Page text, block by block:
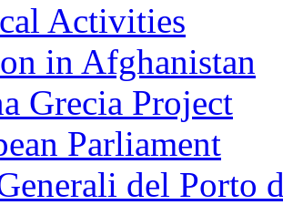
Activities
in Afghanistan
Grecia Project
Parliament
del Porto